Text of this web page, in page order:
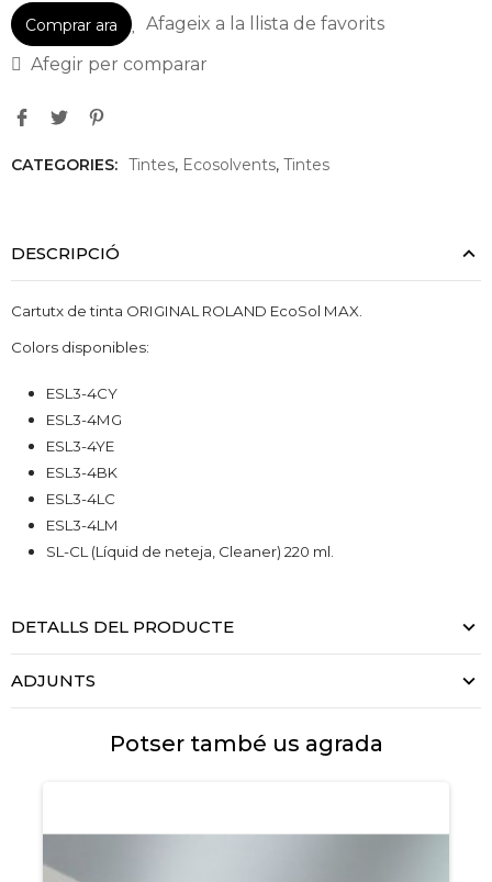
Comprar ara
Afageix a la llista de favorits
Afegir per comparar
CATEGORIES: Tintes, Ecosolvents, Tintes
DESCRIPCIÓ
Cartutx de tinta ORIGINAL ROLAND EcoSol MAX.
Colors disponibles:
ESL3-4CY
ESL3-4MG
ESL3-4YE
ESL3-4BK
ESL3-4LC
ESL3-4LM
SL-CL (Líquid de neteja, Cleaner) 220 ml.
DETALLS DEL PRODUCTE
ADJUNTS
Potser també us agrada